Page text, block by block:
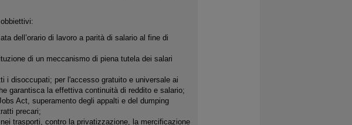
dell’orario di lavoro a parità di salario al fine di
di un meccanismo di piena tutela dei salari
i disoccupati; per l'accesso gratuito e universale ai
garantisca la effettiva continuità di reddito e salario;
Act, superamento degli appalti e del dumping
precari;
trasporti, contro la privatizzazione, la mercificazione